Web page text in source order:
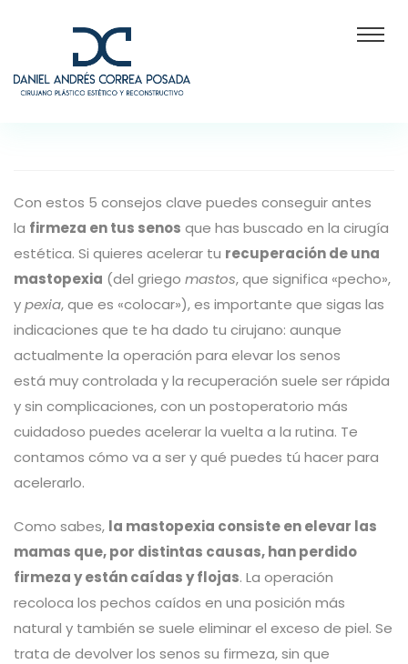
Con estos 5 consejos clave puedes conseguir antes
la firmeza en tus senos que has buscado en la cirugía
estética. Si quieres acelerar tu recuperación de una
mastopexia (del griego mastos, que significa «pecho»,
ypexia, que es «colocar»), es importante que sigas las
indicaciones que te ha dado tu cirujano: aunque
actualmente la operación para elevar los senos
está muy controlada y la recuperación suele ser rápida
y sin complicaciones, con un postoperatorio más
cuidadoso puedes acelerar la vuelta a la rutina. Te
contamos cómo va a ser y qué puedes tú hacer para
acelerarlo.
Como sabes, la mastopexia consiste en elevar las
mamas que, por distintas causas, han perdido
firmeza y están caídas y flojas. La operación
recoloca los pechos caídos en una posición más
natural y también se suele eliminar el exceso de piel. Se
trata de devolver los senos su firmeza, sin que